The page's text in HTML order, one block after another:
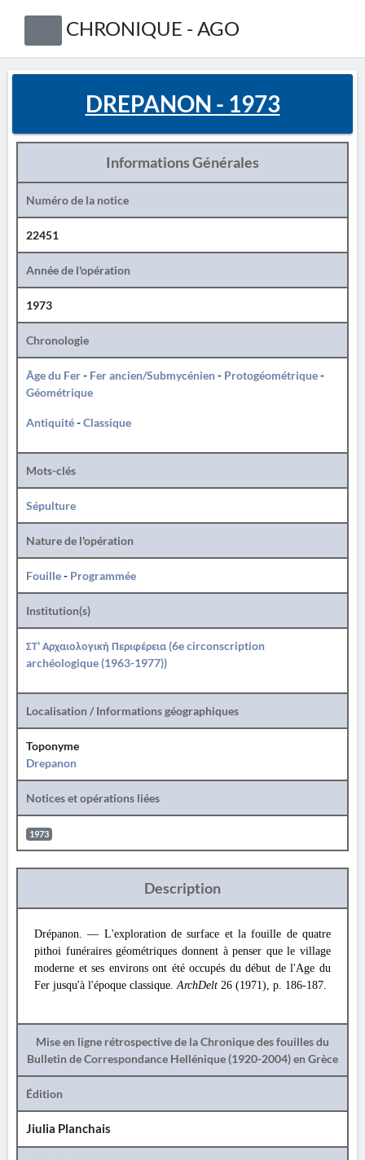
CHRONIQUE - AGO
DREPANON - 1973
Informations Générales
Numéro de la notice
22451
Année de l'opération
1973
Chronologie
Âge du Fer- Fer ancien/Submycénien- Protogéométrique-
Géométrique
Antiquité-Classique
Mots-clés
Sépulture
Nature de l'opération
Fouille- Programmée
Institution(s)
ΣΤ' Αρχαιολογική Περιφέρεια (6e circonscription
archéologique (1963-1977))
Localisation / Informations géographiques
Toponyme
Drepanon
Notices et opérations liées
1973
Description
Drépanon. — L'exploration de surface et la fouille de quatre
pithoi funéraires géométriques donnent à penser que le village
moderne et ses environs ont été occupés du début de l'Age du
Fer jusqu'à l'époque classique.ArchDelt 26 (1971), p. 186-187.
Mise en ligne rétrospective de la Chronique des fouilles du
Bulletin de Correspondance Hellénique (1920-2004) en Grèce
Édition
Jiulia Planchais